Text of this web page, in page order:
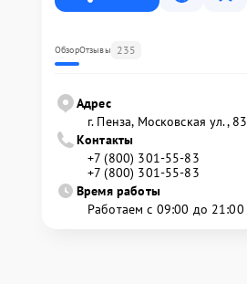
ОбзорОтзывы 235
Адрес
г. Пенза, Московская ул., 83
Контакты
+7 (800) 301-55-83
+7 (800) 301-55-83
Время работы
Работаем с 09:00 до 21:00